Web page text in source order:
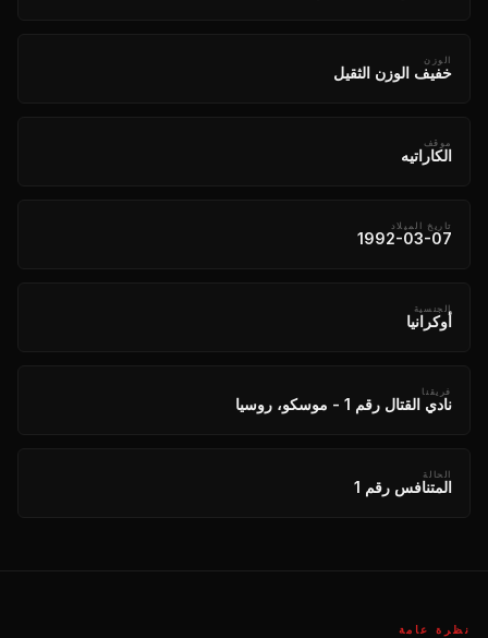
الوزن
خفيف الوزن الثقيل
موقف
الكاراتيه
تاريخ الميلاد
1992-03-07
الجنسية
أوكرانيا
فريقنا
نادي القتال رقم 1 - موسكو، روسيا
الحالة
المتنافس رقم 1
نظرة عامة